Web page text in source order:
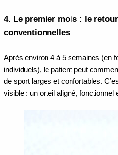
4. Le premier mois : le
conventionnelles
Après environ 4 à 5 semaines (en
individuels), le patient peut
de sport larges et confortables.
visible : un orteil aligné, fonctionnel